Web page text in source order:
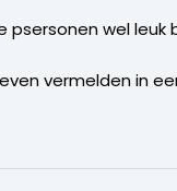
wel leuk
vermelden in